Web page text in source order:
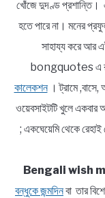
খোঁজে দুদণ্ড প্রশান্তি।
হতে পারে না। মনের
সাহায্য করে আর
bongquotes এ
কালেকশন। ট্রামে ,বাসে,
ওয়েবসাইটটি খুলে একবার
; একঘেয়েমি থেকে
Bengali wish
বন্ধুকে জন্মদিনবা তার